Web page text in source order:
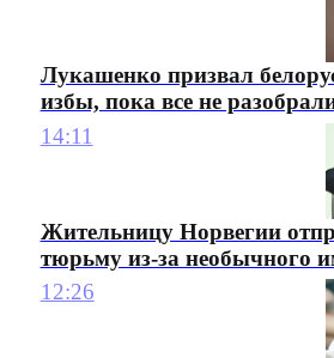
Лукашенко призвал
избы, пока все не
14:11
Жительницу Норвегии
тюрьму из-за необычного
12:26